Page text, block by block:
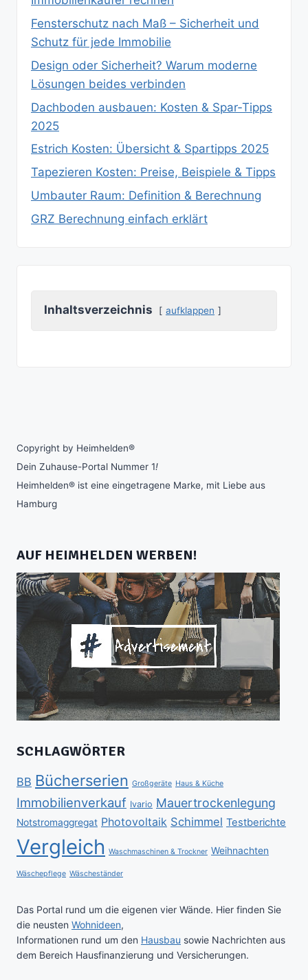
Fensterschutz nach Maß – Sicherheit und
Schutz für jede Immobilie
Design oder Sicherheit? Warum moderne
Lösungen beides verbinden
Dachboden ausbauen: Kosten & Spar‑Tipps
2025
Estrich Kosten: Übersicht & Spartipps 2025
Tapezieren Kosten: Preise, Beispiele & Tipps
Umbauter Raum: Definition & Berechnung
GRZ Berechnung einfach erklärt
Inhaltsverzeichnis aufklappen
Copyright by Heimhelden®
Dein Zuhause-Portal Nummer 1!
Heimhelden® ist eine eingetragene Marke, mit Liebe aus
Hamburg
AUF HEIMHELDEN WERBEN!
SCHLAGWÖRTER
BB Bücherserien Großgeräte Haus & Küche
Immobilienverkauf Ivario Mauertrockenlegung
Notstromaggregat Photovoltaik Schimmel Testberichte
Vergleich Waschmaschinen & Trockner Weihnachten
Wäschepflege Wäscheständer
Das Portal rund um die eigenen vier Wände. Hier finden Sie
die neusten Wohnideen,
Informationen rund um den Hausbau sowie Nachrichten aus
dem Bereich Hausfinanzierung und Versicherungen.